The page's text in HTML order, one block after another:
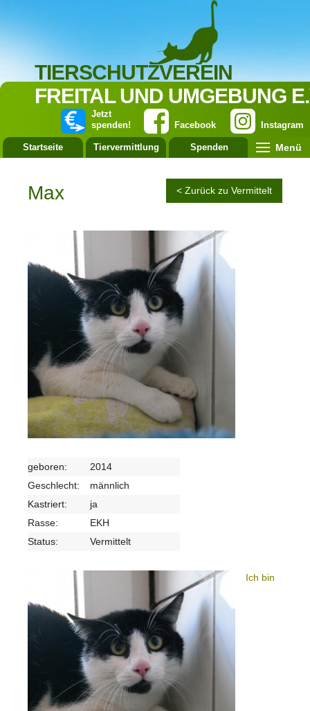
TIERSCHUTZVEREIN
FREITAL UND UMGEBUNG
Instagram
Facebook
Jetzt
spenden!
Startseite Tiervermittlung Spenden Menü
Max < Zurück zu Vermittelt
geboren:
2014
Geschlecht:
männlich
Kastriert:
ja
Rasse:
EKH
Status:
Vermittelt
Ich bin